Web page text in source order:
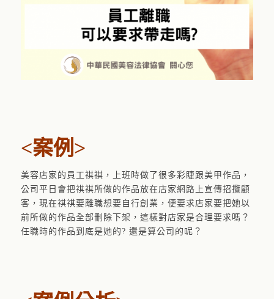
<案例>
美容店家的員工祺祺，上班時做了很多彩睫跟美甲作品，
公司平日會把祺祺所做的作品放在店家網路上宣傳招攬顧
客，現在祺祺要離職想要自行創業，便要求店家要把她以
前所做的作品全部刪除下架，這樣對店家是合理要求嗎？
任職時的作品到底是她的? 還是算公司的呢？